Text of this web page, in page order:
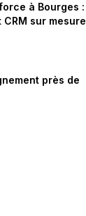
à Bourges :
sur mesure
près de